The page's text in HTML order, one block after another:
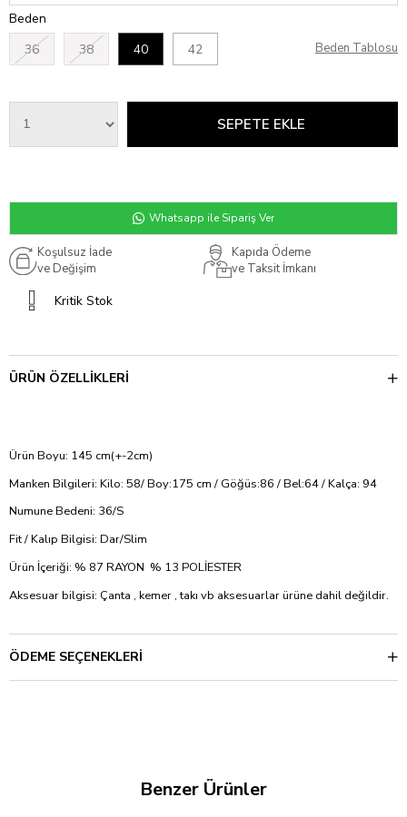
Beden
36
38 40 42 Beden Tablosu
Whatsapp ile Sipariş Ver
Koşulsuz İade
ve Değişim
Kapıda Ödeme
ve Taksit İmkanı
Kritik Stok
ÜRÜN ÖZELLIKLERI
Ürün Boyu: 145 cm(+-2cm)
Manken Bilgileri: Kilo: 58/ Boy:175 cm / Göğüs:86 / Bel:64 / Kalça: 94
Numune Bedeni: 36/S
Fit / Kalıp Bilgisi: Dar/Slim
Ürün İçeriği: % 87 RAYON % 13 POLİESTER
Aksesuar bilgisi: Çanta , kemer , takı vb aksesuarlar ürüne dahil değildir.
ÖDEME SEÇENEKLERI
Benzer Ürünler